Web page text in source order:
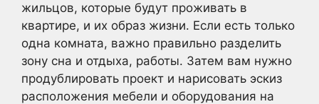
жильцов, которые будут проживать в
квартире, и их образ жизни. Если есть только
одна комната, важно правильно разделить
зону сна и отдыха, работы. Затем вам нужно
продублировать проект и нарисовать эскиз
расположения мебели и оборудования на